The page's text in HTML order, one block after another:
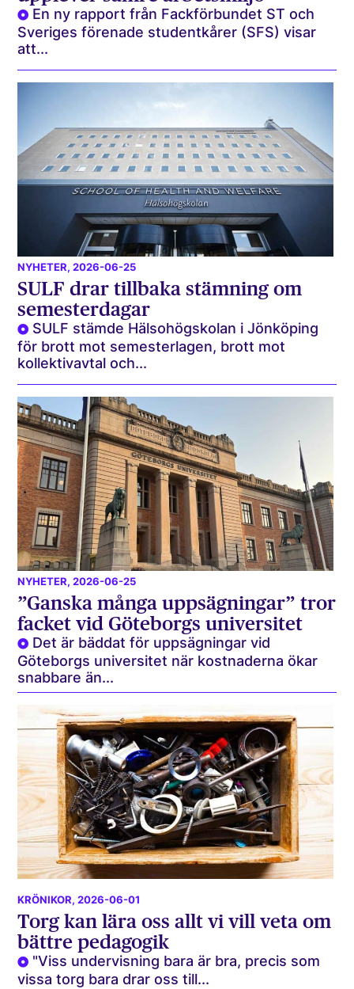
En ny rapport från Fackförbundet ST och
Sveriges förenade studentkårer (SFS) visar
att...
NYHETER, 2026-06-25
SULF drar tillbaka stämning om
semesterdagar
SULF stämde Hälsohögskolan i Jönköping
för brott mot semesterlagen, brott mot
kollektivavtal och...
NYHETER, 2026-06-25
”Ganska många uppsägningar” tror
facket vid Göteborgs universitet
Det är bäddat för uppsägningar vid
Göteborgs universitet när kostnaderna ökar
snabbare än...
KRÖNIKOR, 2026-06-01
Torg kan lära oss allt vi vill veta om
bättre pedagogik
"Viss undervisning bara är bra, precis som
vissa torg bara drar oss till...